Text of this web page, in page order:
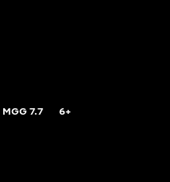
MGG7.7 6+